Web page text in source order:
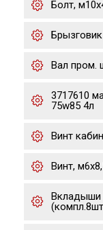
Болт,
Вал пром.
3717610
75w85 4л
Винт
Винт,
Вкладыши